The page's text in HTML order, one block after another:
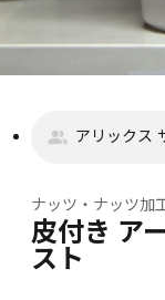
アリックス
ナッツ・ナッツ加
皮付き ア
スト